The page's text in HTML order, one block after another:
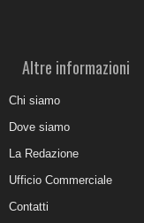
Altre informazioni
Chi siamo
Dove siamo
La Redazione
Ufficio Commerciale
Contatti